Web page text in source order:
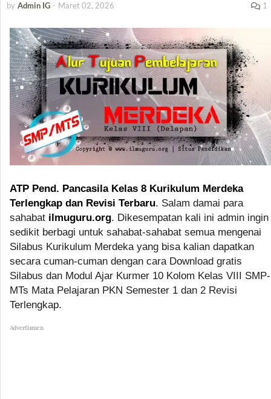
by Admin IG - Maret 02, 2026 1
ATP Pend. Pancasila Kelas 8 Kurikulum Merdeka
Terlengkap dan Revisi Terbaru. Salam damai para
sahabat ilmuguru.org. Dikesempatan kali ini admin ingin
sedikit berbagi untuk sahabat-sahabat semua mengenai
Silabus Kurikulum Merdeka yang bisa kalian dapatkan
secara cuman-cuman dengan cara Download gratis
Silabus dan Modul Ajar Kurmer 10 Kolom Kelas VIII SMP-
MTs Mata Pelajaran PKN Semester 1 dan 2 Revisi
Terlengkap.
Advertismen